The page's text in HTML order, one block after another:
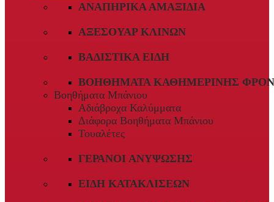
ΑΝΑΠΗΡΙΚΆ ΑΜΑΞΊΔΙΑ
ΑΞΕΣΟΥΆΡ ΚΛΙΝΏΝ
ΒΑΔΙΣΤΙΚΆ ΕΊΔΗ
ΒΟΗΘΉΜΑΤΑ ΚΑΘΗΜΕΡΙΝΉΣ
Βοηθήματα Μπάνιου
Αδιάβροχα Καλύμματα
Διάφορα Βοηθήματα Μπάνιου
Τουαλέτες
ΓΕΡΑΝΟΊ ΑΝΎΨΩΣΗΣ
ΕΊΔΗ ΚΑΤΑΚΛΊΣΕΩΝ